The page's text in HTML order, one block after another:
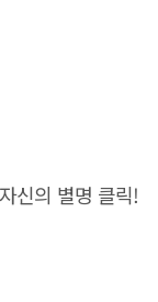
신의 별명 클릭!